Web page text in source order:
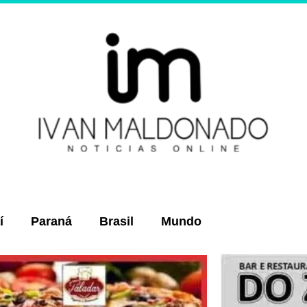
Paraná Brasil Mundo